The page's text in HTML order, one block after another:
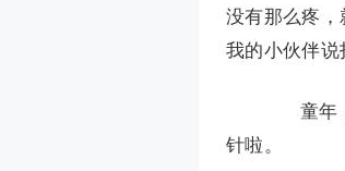
没有那么疼
我的小伙伴说
童年，
针啦。